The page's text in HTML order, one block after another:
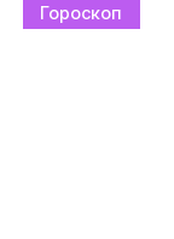
Гороскоп